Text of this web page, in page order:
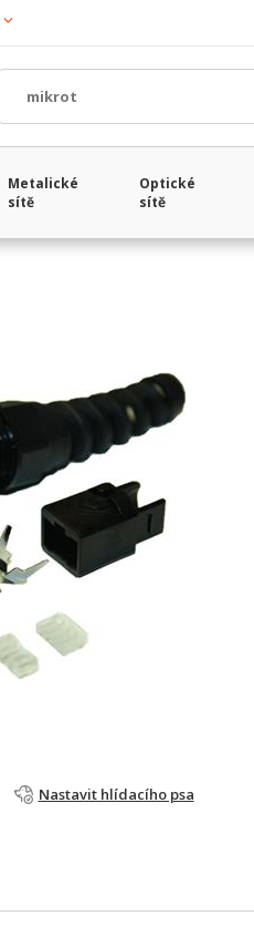
Metalické
sítě
Optické
sítě
Nastavit hlídacího psa